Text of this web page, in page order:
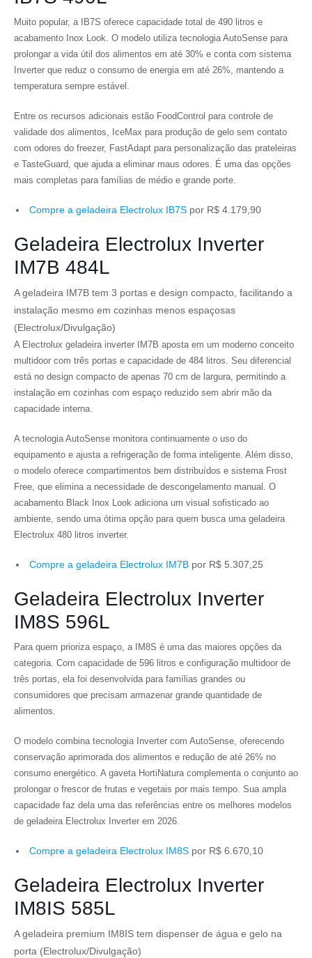
Muito popular, a IB7S oferece capacidade total de 490 litros e
acabamento Inox Look. O modelo utiliza tecnologia AutoSense para
prolongar a vida útil dos alimentos em até 30% e conta com sistema
Inverter que reduz o consumo de energia em até 26%, mantendo a
temperatura sempre estável.
Entre os recursos adicionais estão FoodControl para controle de
validade dos alimentos, IceMax para produção de gelo sem contato
com odores do freezer, FastAdapt para personalização das prateleiras
e TasteGuard, que ajuda a eliminar maus odores. É uma das opções
mais completas para famílias de médio e grande porte.
Compre a geladeira Electrolux IB7S por R$ 4.179,90
Geladeira Electrolux Inverter
IM7B 484L
A geladeira IM7B tem 3 portas e design compacto, facilitando a
instalação mesmo em cozinhas menos espaçosas
(Electrolux/Divulgação)
A Electrolux geladeira inverter IM7B aposta em um moderno conceito
multidoor com três portas e capacidade de 484 litros. Seu diferencial
está no design compacto de apenas 70 cm de largura, permitindo a
instalação em cozinhas com espaço reduzido sem abrir mão da
capacidade interna.
A tecnologia AutoSense monitora continuamente o uso do
equipamento e ajusta a refrigeração de forma inteligente. Além disso,
o modelo oferece compartimentos bem distribuídos e sistema Frost
Free, que elimina a necessidade de descongelamento manual. O
acabamento Black Inox Look adiciona um visual sofisticado ao
ambiente, sendo uma ótima opção para quem busca uma geladeira
Electrolux 480 litros inverter.
Compre a geladeira Electrolux IM7B por R$ 5.307,25
Geladeira Electrolux Inverter
IM8S 596L
Para quem prioriza espaço, a IM8S é uma das maiores opções da
categoria. Com capacidade de 596 litros e configuração multidoor de
três portas, ela foi desenvolvida para famílias grandes ou
consumidores que precisam armazenar grande quantidade de
alimentos.
O modelo combina tecnologia Inverter com AutoSense, oferecendo
conservação aprimorada dos alimentos e redução de até 26% no
consumo energético. A gaveta HortiNatura complementa o conjunto ao
prolongar o frescor de frutas e vegetais por mais tempo. Sua ampla
capacidade faz dela uma das referências entre os melhores modelos
de geladeira Electrolux Inverter em 2026.
Compre a geladeira Electrolux IM8S por R$ 6.670,10
Geladeira Electrolux Inverter
IM8IS 585L
A geladeira premium IM8IS tem dispenser de água e gelo na
porta (Electrolux/Divulgação)